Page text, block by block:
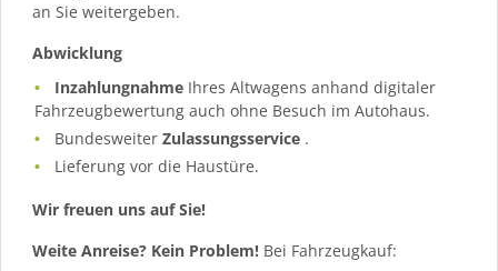
an Sie weitergeben.
Abwicklung
Inzahlungnahme Ihres Altwagens anhand digitaler
Fahrzeugbewertung auch ohne Besuch im Autohaus.
BundesweiterZulassungsservice .
Lieferung vor die Haustüre.
Wir freuen uns auf Sie!
Weite Anreise? Kein Problem! Bei Fahrzeugkauf: